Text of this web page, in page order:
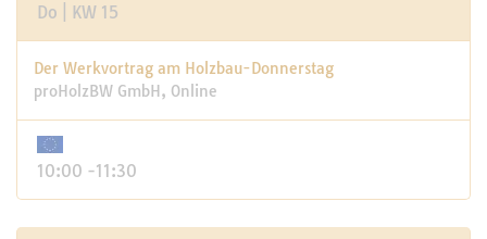
Do | KW 15
Der Werkvortrag am Holzbau-Donnerstag
proHolzBW GmbH, Online
10:00 -11:30